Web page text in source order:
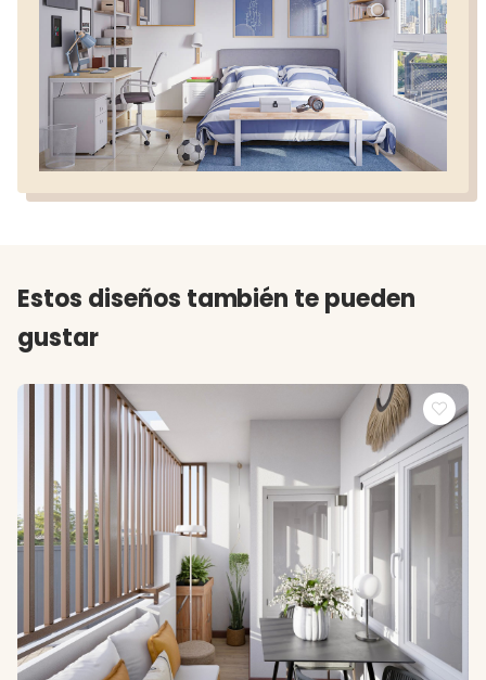
Estos diseños también te pueden
gustar